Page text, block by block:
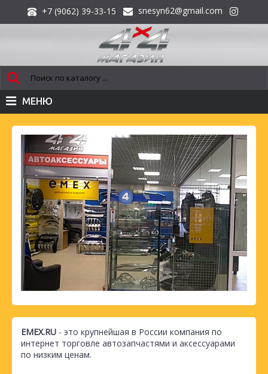
+7 (9062) 39-33-15 snesyn62@gmail.com
МЕНЮ
EMEX.RU - это крупнейшая в России компания по
интернет торговле автозапчастями и аксессуарами
по низким ценам.